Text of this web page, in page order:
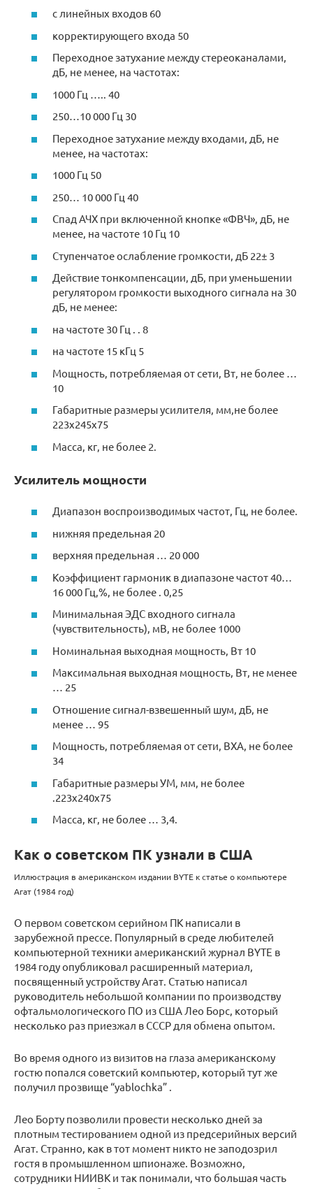
с линейных входов 60
корректирующего входа 50
Переходное затухание между стереоканалами,
дБ, не менее, на частотах:
1000 Гц ….. 40
250…10 000 Гц 30
Переходное затухание между входами, дБ, не
менее, на частотах:
1000 Гц 50
250… 10 000 Гц 40
Спад АЧХ при включенной кнопке «ФВЧ», дБ, не
менее, на частоте 10 Гц 10
Ступенчатое ослабление громкости, дБ 22± 3
Действие тонкомпенсации, дБ, при уменьшении
регулятором громкости выходного сигнала на 30
дБ, не менее:
на частоте 30 Гц . . 8
на частоте 15 кГц 5
Мощность, потребляемая от сети, Вт, не более …
10
Габаритные размеры усилителя, мм,не более
223x245x75
Масса, кг, не более 2.
Усилитель мощности
Диапазон воспроизводимых частот, Гц, не более.
нижняя предельная 20
верхняя предельная … 20 000
Коэффициент гармоник в диапазоне частот 40…
16 000 Гц,%, не более . 0,25
Минимальная ЭДС входного сигнала
(чувствительность), мВ, не более 1000
Номинальная выходная мощность, Вт 10
Максимальная выходная мощность, Вт, не менее
… 25
Отношение сигнал-взвешенный шум, дБ, не
менее … 95
Мощность, потребляемая от сети, ВХА, не более
34
Габаритные размеры УМ, мм, не более
.223x240x75
Масса, кг, не более … 3,4.
Как о советском ПК узнали в США
Иллюстрация в американском издании BYTE к статье о компьютере
Агат (1984 год)
О первом советском серийном ПК написали в
зарубежной прессе. Популярный в среде любителей
компьютерной техники американский журнал BYTE в
1984 году опубликовал расширенный материал,
посвященный устройству Агат. Статью написал
руководитель небольшой компании по производству
офтальмологического ПО из США Лео Борс, который
несколько раз приезжал в СССР для обмена опытом.
Во время одного из визитов на глаза американскому
гостю попался советский компьютер, который тут же
получил прозвище “yablochka” .
Лео Борту позволили провести несколько дней за
плотным тестированием одной из предсерийных версий
Агат. Странно, как в тот момент никто не заподозрил
гостя в промышленном шпионаже. Возможно,
сотрудники НИИВК и так понимали, что большая часть